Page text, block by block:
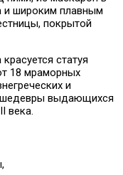
и широким плавным
покрытой
статуя
18 мраморных
и
шедевры выдающихся
века.